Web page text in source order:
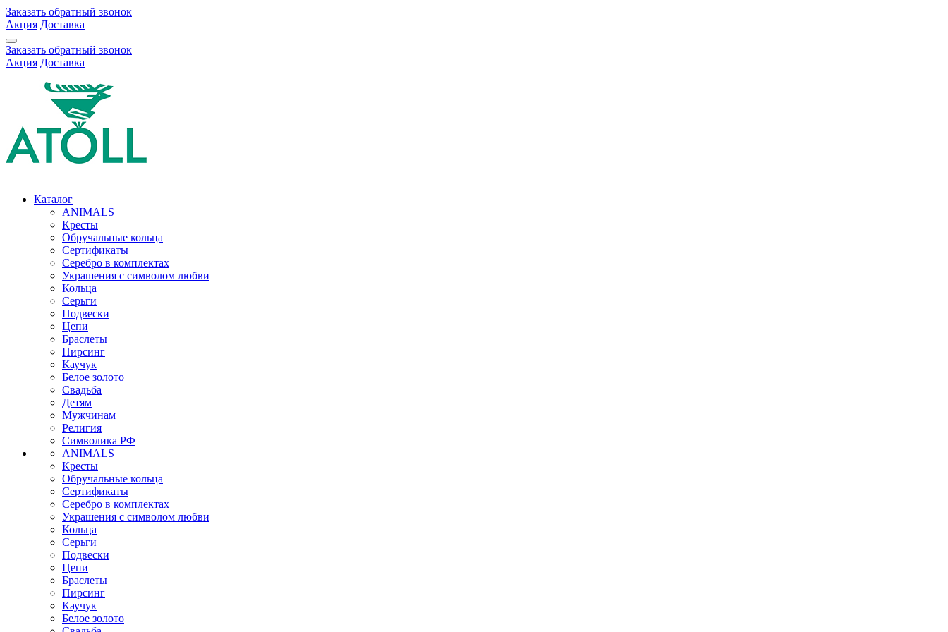
Заказать обратный звонок
Акция Доставка
Заказать обратный звонок
Акция Доставка
Каталог
ANIMALS
Кресты
Обручальные кольца
Сертификаты
Серебро в комплектах
Украшения с символом любви
Кольца
Серьги
Подвески
Цепи
Браслеты
Пирсинг
Каучук
Белое золото
Свадьба
Детям
Мужчинам
Религия
Символика РФ
ANIMALS
Кресты
Обручальные кольца
Сертификаты
Серебро в комплектах
Украшения с символом любви
Кольца
Серьги
Подвески
Цепи
Браслеты
Пирсинг
Каучук
Белое золото